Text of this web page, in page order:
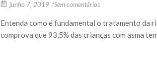
junho 7, 2019 /Sem comentários
Entenda como é fundamental o tratamento
comprova que 93,5% das crianças com asma